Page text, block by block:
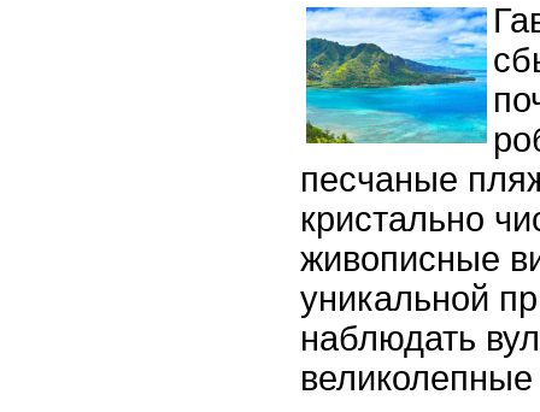
песчаные
кристально
живописные
уникальной
наблюдать